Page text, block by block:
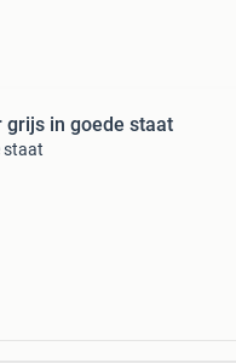
grijs in goede staat
staat